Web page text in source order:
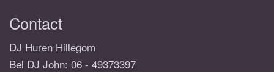
Contact
DJ Huren Hillegom
Bel DJ John: 06 - 49373397